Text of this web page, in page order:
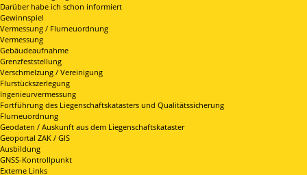
Darüber habe ich schon informiert
Gewinnspiel
Vermessung / Flurneuordnung
Vermessung
Gebäudeaufnahme
Grenzfeststellung
Verschmelzung / Vereinigung
Flurstückszerlegung
Ingenieurvermessung
Fortführung des Liegenschaftskatasters und Qualitätssicherung
Flurneuordnung
Geodaten / Auskunft aus dem Liegenschaftskataster
Geoportal ZAK / GIS
Ausbildung
GNSS-Kontrollpunkt
Externe Links